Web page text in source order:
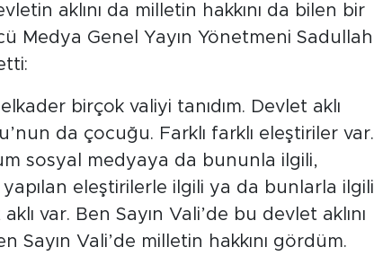
aklını da milletin hakkını da bilen bir
Medya Genel Yayın Yönetmeni Sadullah
birçok valiyi tanıdım. Devlet aklı
da çocuğu. Farklı farklı eleştiriler var.
sosyal medyaya da bununla ilgili,
yapılan eleştirilerle ilgili ya da bunlarla ilgili
var. Ben Sayın Vali’de bu devlet aklını
Sayın Vali’de milletin hakkını gördüm.